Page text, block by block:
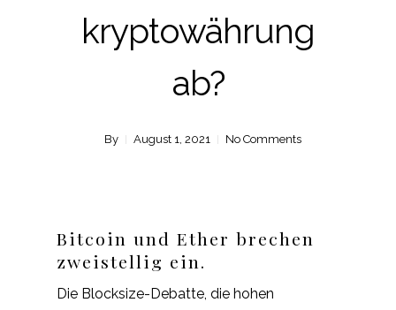
kryptowährung
ab?
By August 1, 2021 No Comments
Bitcoin und Ether brechen
zweistellig ein.
Die Blocksize-Debatte, die hohen